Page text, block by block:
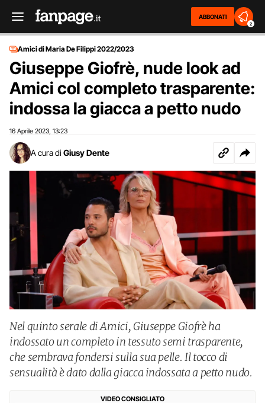
ABBONATI
2
Amici di Maria De Filippi 2022/2023
Giuseppe Giofrè, nude look ad
Amici col completo trasparente:
indossa la giacca a petto nudo
16 Aprile 2023 13:23
A cura di Giusy Dente
Nel quinto serale di Amici, Giuseppe Giofrè ha
indossato un completo in tessuto semi trasparente,
che sembrava fondersi sulla sua pelle. Il tocco di
sensualità è dato dalla giacca indossata a petto nudo.
VIDEO CONSIGLIATO